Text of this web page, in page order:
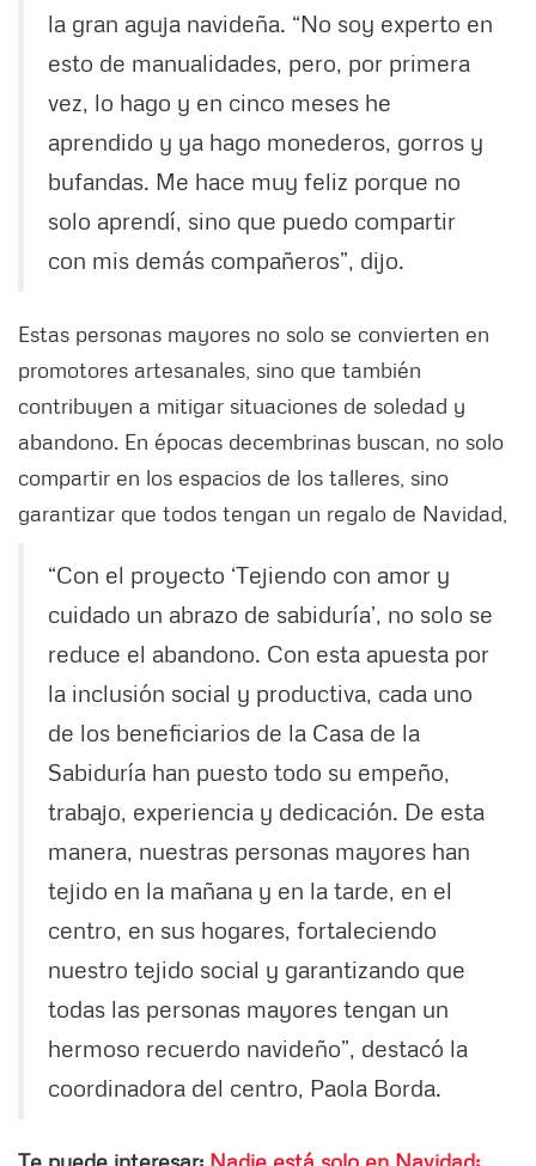
la gran aguja navideña. “No soy experto en
esto de manualidades, pero, por primera
vez, lo hago y en cinco meses he
aprendido y ya hago monederos, gorros y
bufandas. Me hace muy feliz porque no
solo aprendí, sino que puedo compartir
con mis demás compañeros”, dijo.
Estas personas mayores no solo se convierten en
promotores artesanales, sino que también
contribuyen a mitigar situaciones de soledad y
abandono. En épocas decembrinas buscan, no solo
compartir en los espacios de los talleres, sino
garantizar que todos tengan un regalo de Navidad,
“Con el proyecto ‘Tejiendo con amor y
cuidado un abrazo de sabiduría’, no solo se
reduce el abandono. Con esta apuesta por
la inclusión social y productiva, cada uno
de los beneficiarios de la Casa de la
Sabiduría han puesto todo su empeño,
trabajo, experiencia y dedicación. De esta
manera, nuestras personas mayores han
tejido en la mañana y en la tarde, en el
centro, en sus hogares, fortaleciendo
nuestro tejido social y garantizando que
todas las personas mayores tengan un
hermoso recuerdo navideño”, destacó la
coordinadora del centro, Paola Borda.